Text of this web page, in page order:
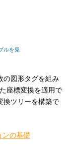
ルを見
の図形タグを組み
座標変換を適用で
換ツリーを構築で
ンの基礎